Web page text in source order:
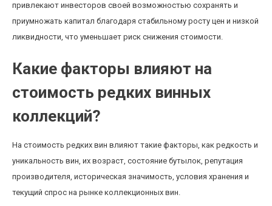
привлекают инвесторов своей возможностью сохранять и
приумножать капитал благодаря стабильному росту цен и низкой
ликвидности, что уменьшает риск снижения стоимости.
Какие факторы влияют на
стоимость редких винных
коллекций?
На стоимость редких вин влияют такие факторы, как редкость и
уникальность вин, их возраст, состояние бутылок, репутация
производителя, историческая значимость, условия хранения и
текущий спрос на рынке коллекционных вин.